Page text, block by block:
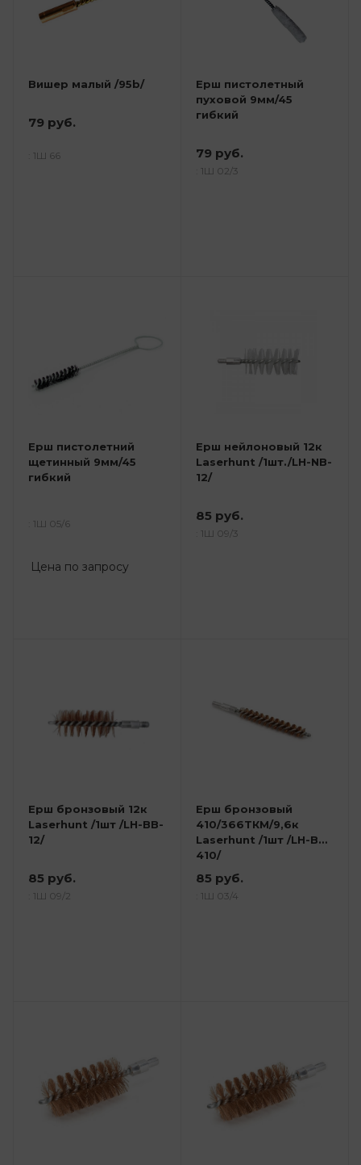
Вишер малый /95b/
79 руб.
: 1Ш 66
Ерш пистолетный
пуховой 9мм/45
гибкий
79 руб.
: 1Ш 02/3
Ерш пистолетний
щетинный 9мм/45
гибкий
: 1Ш 05/6
Цена по запросу
Ерш нейлоновый 12к
Laserhunt /1шт./LH-NB-
12/
85 руб.
: 1Ш 09/3
Ерш бронзовый 12к
Laserhunt /1шт /LH-BB-
12/
85 руб.
: 1Ш 09/2
Ерш бронзовый
410/366ТКМ/9,6к
Laserhunt /1шт /LH-BB-
410/
85 руб.
: 1Ш 03/4